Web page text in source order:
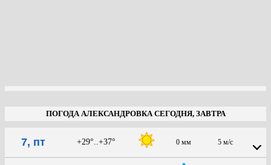
ПОГОДА АЛЕКСАНДРОВКА СЕГОДНЯ, ЗАВТРА
7, пт +29°..+37° 0 мм 5 м/с